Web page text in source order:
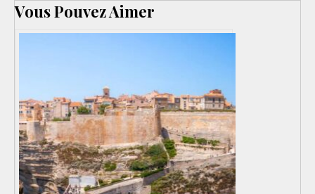
Vous Pouvez Aimer